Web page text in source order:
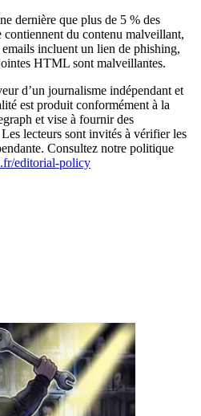
dernière que plus de 5 % des
contiennent du contenu malveillant,
incluent un lien de phishing,
HTML sont malveillantes.
d’un journalisme indépendant et
est produit conformément à la
et vise à fournir des
lecteurs sont invités à vérifier les
Consultez notre politique
editorial-policy